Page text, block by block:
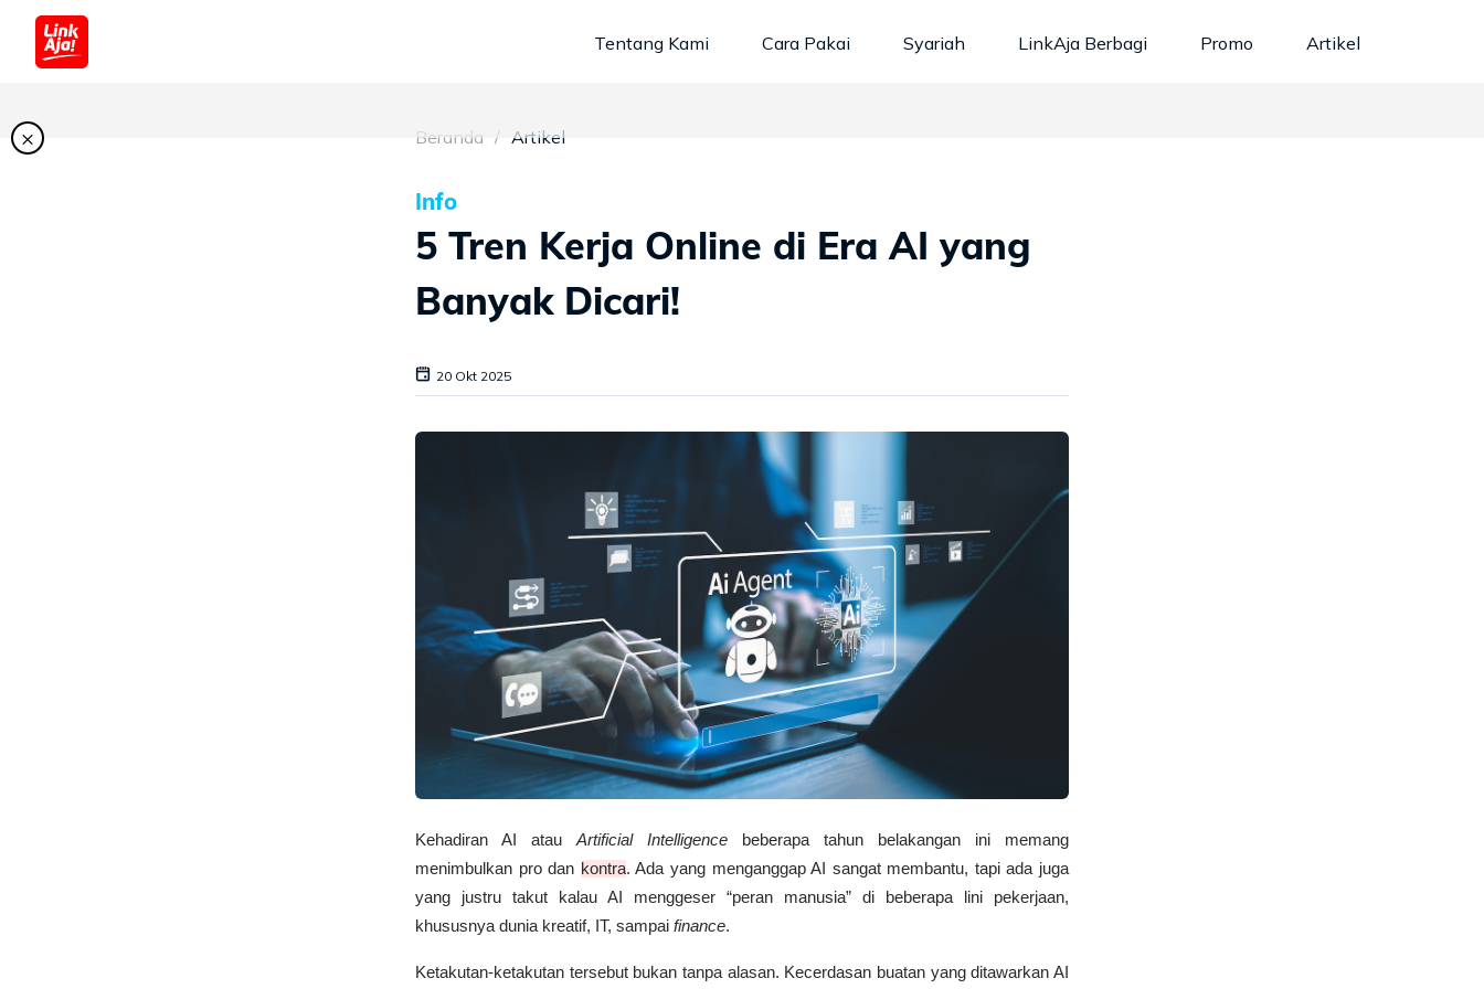
Tentang Kami Cara Pakai Syariah LinkAja Berbagi Promo Artikel
Beranda Artikel
Info
5 Tren Kerja Online di Era AI yang
Banyak Dicari!
20 Okt 2025
Kehadiran AI atau Artificial Intelligence
beberapa tahun belakangan ini memang
menimbulkan pro dan kontra. Ada yang menganggap AI sangat membantu, tapi ada juga
yang justru takut kalau AI menggeser “peran manusia” di beberapa lini pekerjaan,
khususnya dunia kreatif, IT, sampai finance.
Ketakutan-ketakutan tersebut bukan tanpa alasan. Kecerdasan buatan yang ditawarkan AI
×